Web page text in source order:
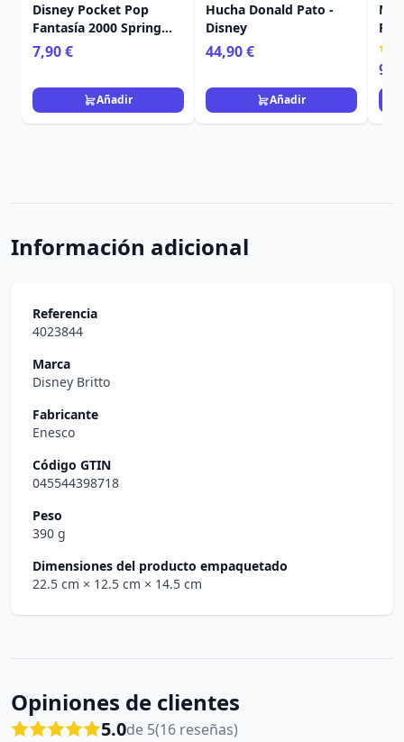
Disney Pocket Pop
Fantasía 2000 Spring
Sprite
7,90 €
Añadir
Hucha Donald Pato -
Disney
44,90 €
Añadir
Información adicional
Referencia
4023844
Marca
Disney Britto
Fabricante
Enesco
Código GTIN
045544398718
Peso
390 g
Dimensiones del producto empaquetado
22.5 cm × 12.5 cm × 14.5 cm
Opiniones de clientes
5.0de 5(16 reseñas)